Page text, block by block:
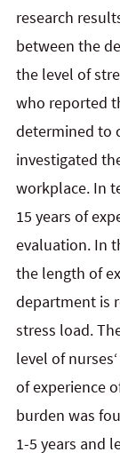
research
between the
the level of
who reported
determined to
investigated
workplace. In
15 years of
evaluation. In
the length of
department is
stress load.
level of
of experience
burden was
1-5 years and